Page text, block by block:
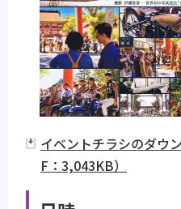
イベントチラシのダウ
F：3,043KB）